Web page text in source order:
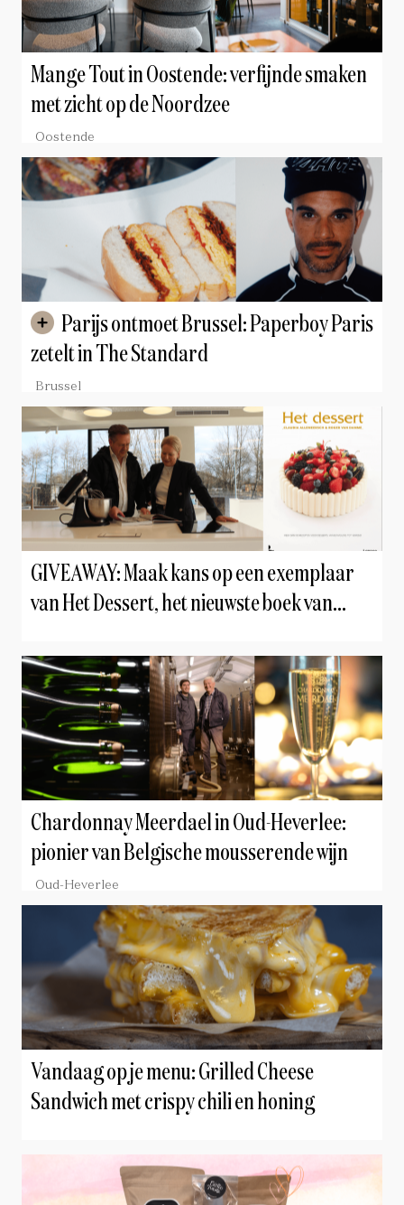
Mange Tout in Oostende: verfijnde smaken
met zicht op de Noordzee
Oostende
zetelt in The Standard
Brussel
GIVEAWAY: Maak kans op een exemplaar
van Het Dessert, het nieuwste boek van
Chardonnay Meerdael in Oud-Heverlee:
pionier van Belgische mousserende wijn
Oud-Heverlee
Vandaag op je menu: Grilled Cheese
Sandwich met crispy chili en honing